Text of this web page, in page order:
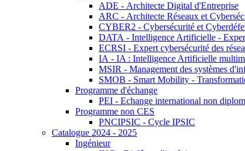
ADE - Architecte Digital d'Entreprise
ARC - Architecte Réseaux et
CYBER2 - Cybersécurité et
DATA - Intelligence Artificielle -
ECRSI - Expert cybersécurité des
IA - IA : Intelligence Artificielle
MSIR - Management des systèmes
SMOB - Smart Mobility -
Programme d'échange
PEI - Echange international non
Programme non CES
PNCIPSIC - Cycle IPSIC
Catalogue 2024 - 2025
Ingénieur